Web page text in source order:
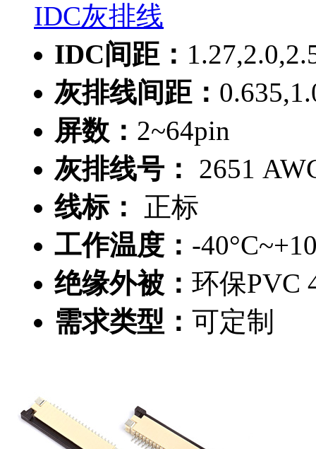
IDC灰排线
IDC间距：
灰排线间距：
屏数： 2~64pin
灰排线号：
2651
线标： 正标
工作温度： -
绝缘外被： 环保PVC
需求类型： 可定制